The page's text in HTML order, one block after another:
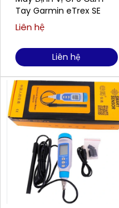
Tay Garmin eTrex SE
Liên hệ
Liên hệ